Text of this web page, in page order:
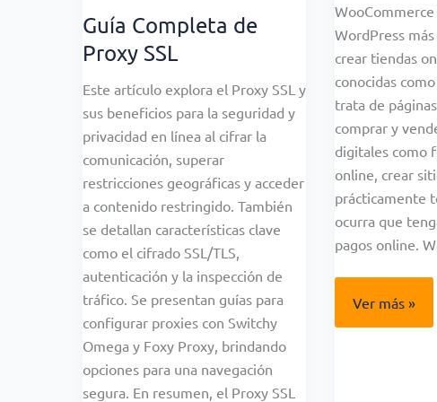
Guía Completa de
Proxy SSL
Este artículo explora el Proxy SSL y
sus beneficios para la seguridad y
privacidad en línea al cifrar la
comunicación, superar
restricciones geográficas y acceder
a contenido restringido. También
se detallan características clave
como el cifrado SSL/TLS,
autenticación y la inspección de
tráfico. Se presentan guías para
configurar proxies con Switchy
Omega y Foxy Proxy, brindando
opciones para una navegación
segura. En resumen, el Proxy SSL
WordPress
crear tiendas
conocidas
trata de
comprar y
digitales como
online, crear
prácticamente
ocurra que
pagos online.
Guia
de
Ver más »